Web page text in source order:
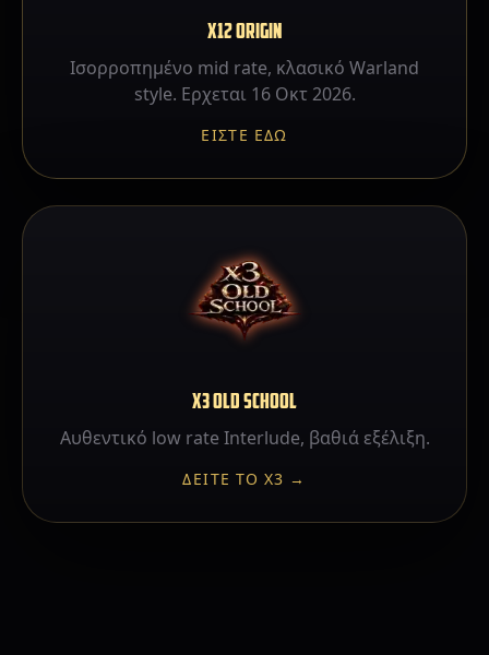
X12 ORIGIN
Ισορροπημένο mid rate, κλασικό Warland
style. Ερχεται 16 Οκτ 2026.
ΕΊΣΤΕ ΕΔΏ
X3 OLD SCHOOL
Αυθεντικό low rate Interlude, βαθιά εξέλιξη.
ΔΕΊΤΕ ΤΟ X3 →